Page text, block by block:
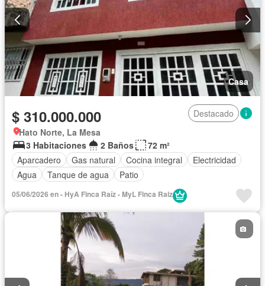
Casa
$ 310.000.000
Destacado
Hato Norte, La Mesa
3 Habitaciones
2 Baños
72 m²
Aparcadero
Gas natural Cocina integral
Electricidad
Agua
Tanque de agua Patio
05/06/2026 en - HyA Finca Raíz - MyL Finca Raiz